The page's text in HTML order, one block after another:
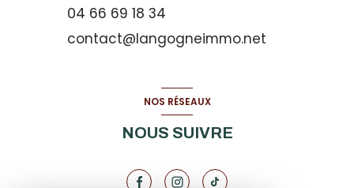
04 66 69 18 34
contact@langogneimmo.net
NOS RÉSEAUX
NOUS SUIVRE